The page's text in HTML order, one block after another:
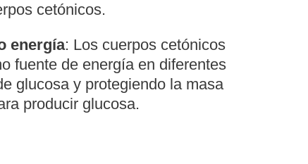
cetónicos.
energía: Los cuerpos cetónicos
fuente de energía en diferentes
glucosa y protegiendo la masa
producir glucosa.